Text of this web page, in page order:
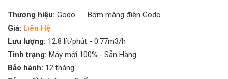
Thương hiệu: Godo
Bơm màng điện Godo
Giá: Liên Hệ
Lưu lượng: 12.8 lít/phút - 0.77m3/h
Tình trạng: Máy mới 100% - Sẵn Hàng
Bảo hành: 12 tháng